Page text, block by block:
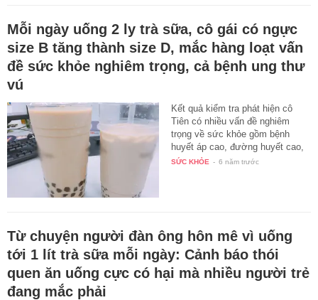
Mỗi ngày uống 2 ly trà sữa, cô gái có ngực
size B tăng thành size D, mắc hàng loạt vấn
đề sức khỏe nghiêm trọng, cả bệnh ung thư
vú
Kết quả kiểm tra phát hiện cô
Tiên có nhiều vấn đề nghiêm
trọng về sức khỏe gồm bệnh
huyết áp cao, đường huyết cao,
…
SỨC KHỎE - 6 năm trước
Từ chuyện người đàn ông hôn mê vì uống
tới 1 lít trà sữa mỗi ngày: Cảnh báo thói
quen ăn uống cực có hại mà nhiều người trẻ
đang mắc phải